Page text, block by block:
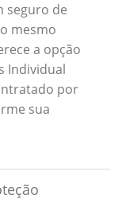
seguro de
mesmo
a opção
Individual
por
sua